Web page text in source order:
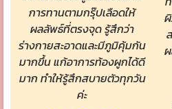
การทานตามกรุ๊ปเลือดให้
ผลลัพธ์ที่ตรงจุด รู้สึกว่า
ร่างกายสะอาดและมีภูมิคุ้มกัน
มากขึ้น แก้อาการท้องผูกได้ดี
มาก ทำให้รู้สึกสบายตัวทุกวัน
ค่ะ